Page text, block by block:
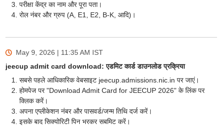
परीक्षा केंद्र का नाम और पूरा पता।
रोल नंबर और ग्रुप (A, E1, E2, B-K, आदि)।
May 9, 2026 | 11:35 AM IST
jeecup admit card download: एडमिट कार्ड डाउनलोड प्रक्रिया
सबसे पहले आधिकारिक वेबसाइट jeecup.admissions.nic.in पर जाएं।
होमपेज पर "Download Admit Card for JEECUP 2026" के लिंक पर
क्लिक करें।
अपना एप्लीकेशन नंबर और पासवर्ड/जन्म तिथि दर्ज करें।
इसके बाद सिक्योरिटी पिन भरकर सबमिट करें।